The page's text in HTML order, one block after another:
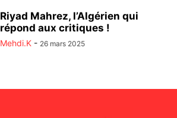
Riyad Mahrez, l’Algérien qui
répond aux critiques !
Mehdi.K - 26 mars 2025